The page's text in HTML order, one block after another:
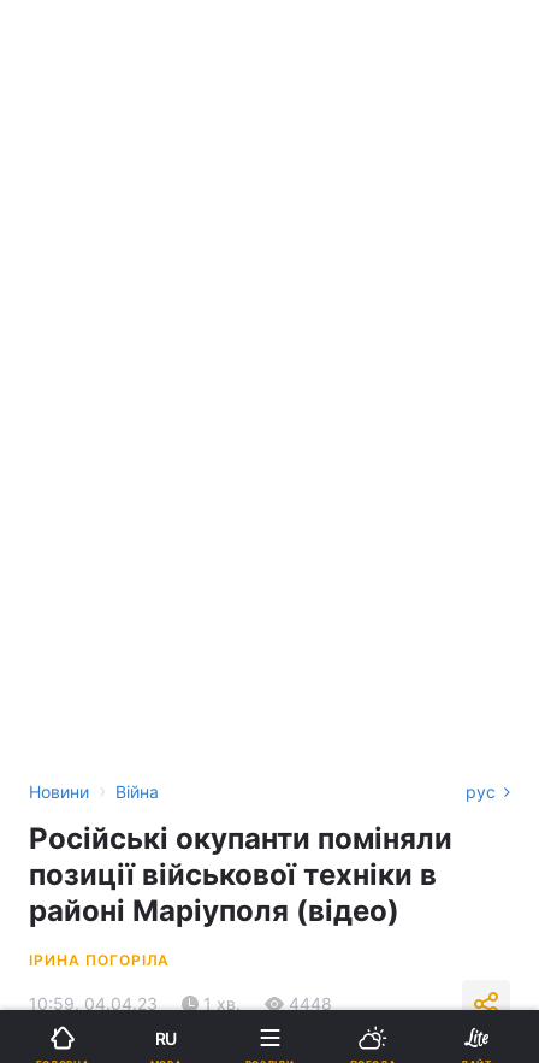
Новини › Війна рус
Російські окупанти поміняли
позиції військової техніки в
районі Маріуполя (відео)
ІРИНА ПОГОРІЛА
10:59, 04.04.23 1 хв. 4448
RU